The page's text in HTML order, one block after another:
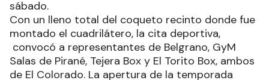
sábado.
Con un lleno total del coqueto recinto donde fue
montado el cuadrilátero, la cita deportiva,
convocó a representantes de Belgrano, GyM
Salas de Pirané, Tejera Box y El Torito Box, ambos
de El Colorado. La apertura de la temporada